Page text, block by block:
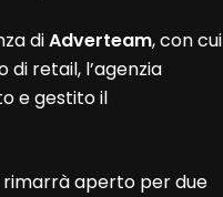
diAdverteam, con cui
retail, l’agenzia
e gestito il
rimarrà aperto per due